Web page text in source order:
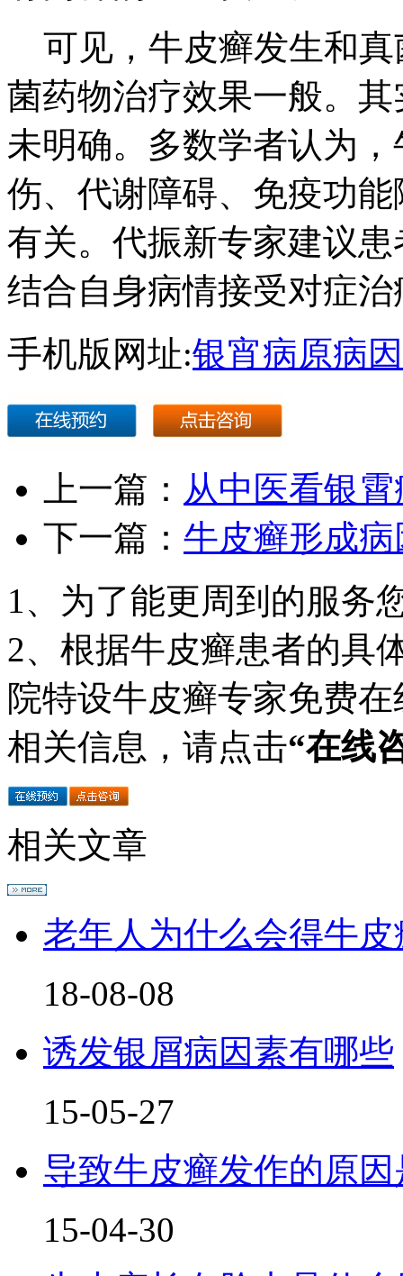
可见，牛皮癣发生和真
菌药物治疗效果一般。
未明确。多数学者认为
伤、代谢障碍、免疫功
有关。代振新专家建议
结合自身病情接受对症治
手机版网址:银宵病原病
上一篇： 从中医看银
下一篇： 牛皮癣形成病
1、为了能更周到的服务
2、根据牛皮癣患者的具
院特设牛皮癣专家免费
相关信息，请点击“在线
相关文章
老年人为什么会得牛皮
18-08-08
诱发银屑病因素有哪些
15-05-27
导致牛皮癣发作的原
15-04-30